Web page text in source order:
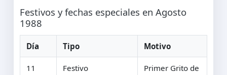
Festivos y fechas especiales en Agosto
1988
Día Tipo Motivo
11 Festivo
Primer Grito de